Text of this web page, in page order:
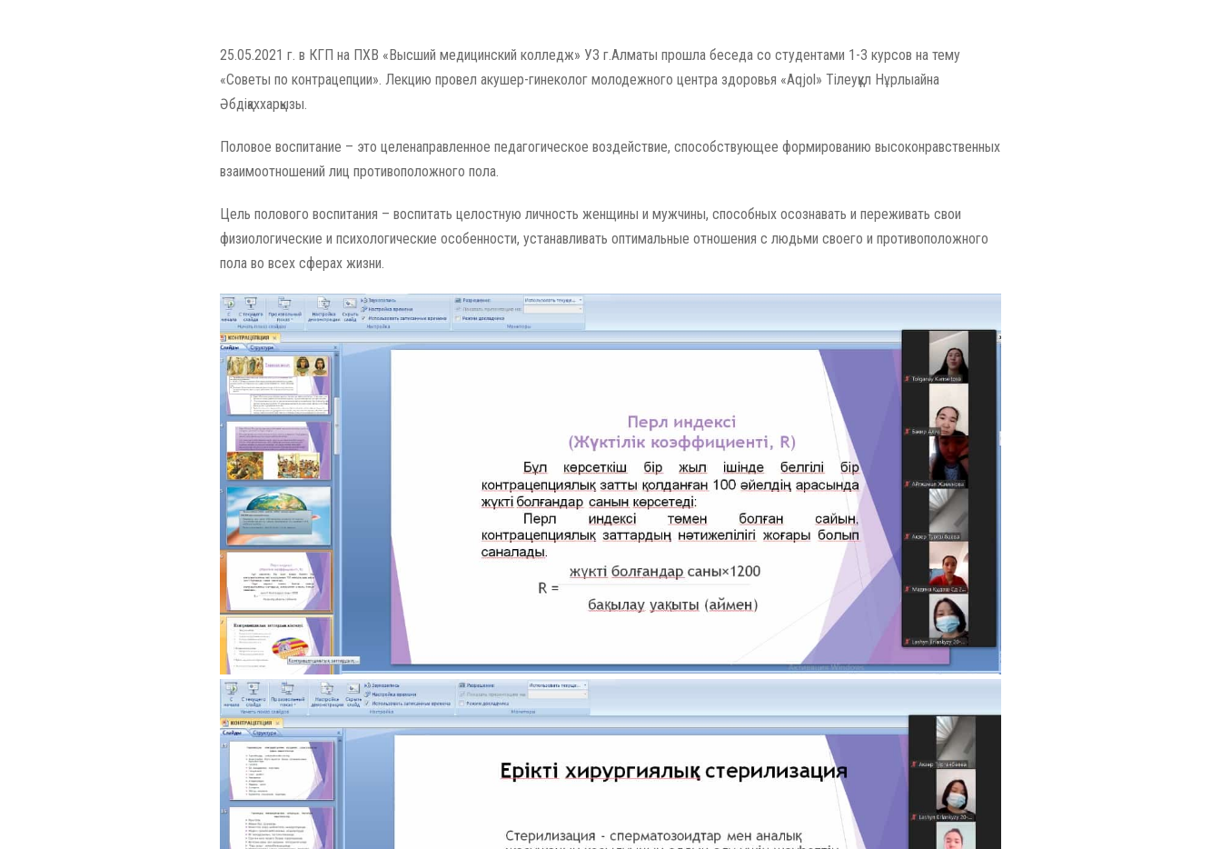
25.05.2021 г. в КГП на ПХВ «Высший медицинский колледж» УЗ г.Алматы прошла беседа со студентами 1-3 курсов на тему
«Советы по контрацепции». Лекцию провел акушер-гинеколог молодежного центра здоровья «Aqjol» Тілеуқұл Нұрлыайна
Әбдіқаххарқызы.
Половое воспитание – это целенаправленное педагогическое воздействие, способствующее формированию высоконравственных
взаимоотношений лиц противоположного пола.
Цель полового воспитания – воспитать целостную личность женщины и мужчины, способных осознавать и переживать свои
физиологические и психологические особенности, устанавливать оптимальные отношения с людьми своего и противоположного
пола во всех сферах жизни.